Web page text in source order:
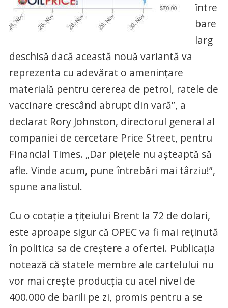
între
bare
larg
deschisă dacă această nouă variantă va
reprezenta cu adevărat o amenințare
materială pentru cererea de petrol, ratele de
vaccinare crescând abrupt din vară”, a
declarat Rory Johnston, directorul general al
companiei de cercetare Price Street, pentru
Financial Times. „Dar piețele nu așteaptă să
afle. Vinde acum, pune întrebări mai târziu!”,
spune analistul.
Cu o cotație a țițeiului Brent la 72 de dolari,
este aproape sigur că OPEC va fi mai reținută
în politica sa de creștere a ofertei. Publicația
notează că statele membre ale cartelului nu
vor mai crește producția cu acel nivel de
400.000 de barili pe zi, promis pentru a se